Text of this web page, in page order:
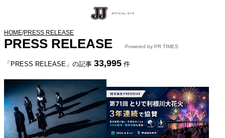
HOME/PRESS RELEASE
PRESS RELEASE Powered by PR TIMES
「PRESS RELEASE」の記事 33,995 件